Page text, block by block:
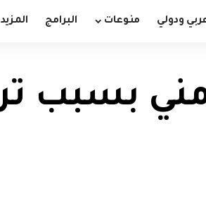
ودولي منوعات البرامج المزيد
بسبب